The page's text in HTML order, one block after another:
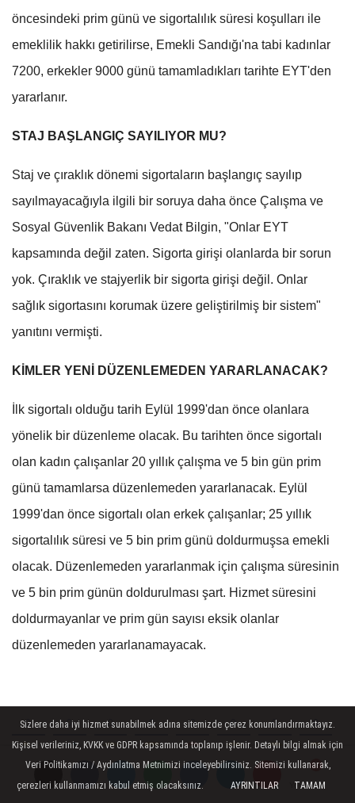
Yorumlar
Yorumlar
öncesindeki prim günü ve sigortalılık süresi koşulları ile
emeklilik hakkı getirilirse, Emekli Sandığı'na tabi kadınlar
7200, erkekler 9000 günü tamamladıkları tarihte EYT'den
yararlanır.
STAJ BAŞLANGIÇ SAYILIYOR MU?
Staj ve çıraklık dönemi sigortaların başlangıç sayılıp
sayılmayacağıyla ilgili bir soruya daha önce Çalışma ve
Sosyal Güvenlik Bakanı Vedat Bilgin, "Onlar EYT
kapsamında değil zaten. Sigorta girişi olanlarda bir sorun
yok. Çıraklık ve stajyerlik bir sigorta girişi değil. Onlar
sağlık sigortasını korumak üzere geliştirilmiş bir sistem"
yanıtını vermişti.
KİMLER YENİ DÜZENLEMEDEN YARARLANACAK?
İlk sigortalı olduğu tarih Eylül 1999'dan önce olanlara
yönelik bir düzenleme olacak. Bu tarihten önce sigortalı
olan kadın çalışanlar 20 yıllık çalışma ve 5 bin gün prim
günü tamamlarsa düzenlemeden yararlanacak. Eylül
1999'dan önce sigortalı olan erkek çalışanlar; 25 yıllık
sigortalılık süresi ve 5 bin prim günü doldurmuşsa emekli
olacak. Düzenlemeden yararlanmak için çalışma süresinin
ve 5 bin prim günün doldurulması şart. Hizmet süresini
doldurmayanlar ve prim gün sayısı eksik olanlar
düzenlemeden yararlanamayacak.
Sizlere daha iyi hizmet sunabilmek adına sitemizde çerez konumlandırmaktayız.
Kişisel verileriniz, KVKK ve GDPR kapsamında toplanıp işlenir. Detaylı bilgi almak için
Veri Politikamızı / Aydınlatma Metnimizi inceleyebilirsiniz. Sitemizi kullanarak,
çerezleri kullanmamızı kabul etmiş olacaksınız.
AYRINTILAR TAMAM